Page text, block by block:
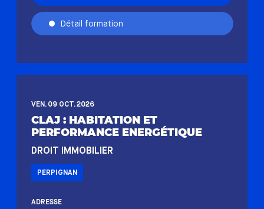
Détail formation
VEN. 09 OCT. 2026
CLAJ : HABITATION ET
PERFORMANCE ENERGÉTIQUE
DROIT IMMOBILIER
PERPIGNAN
ADRESSE